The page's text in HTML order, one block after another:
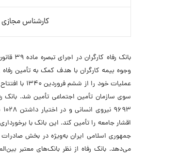
کارشناس
عملیات
سوی سازمان تأمین اجتماعی تأمین شد. بانک
اقشار جامعه را تأمین کند. این بانک با
جمهوری اسلامی ایران به‌ویژه در بخش صادرات
می‌دهد. بانک رفاه از نظر بانک‌های معتبر